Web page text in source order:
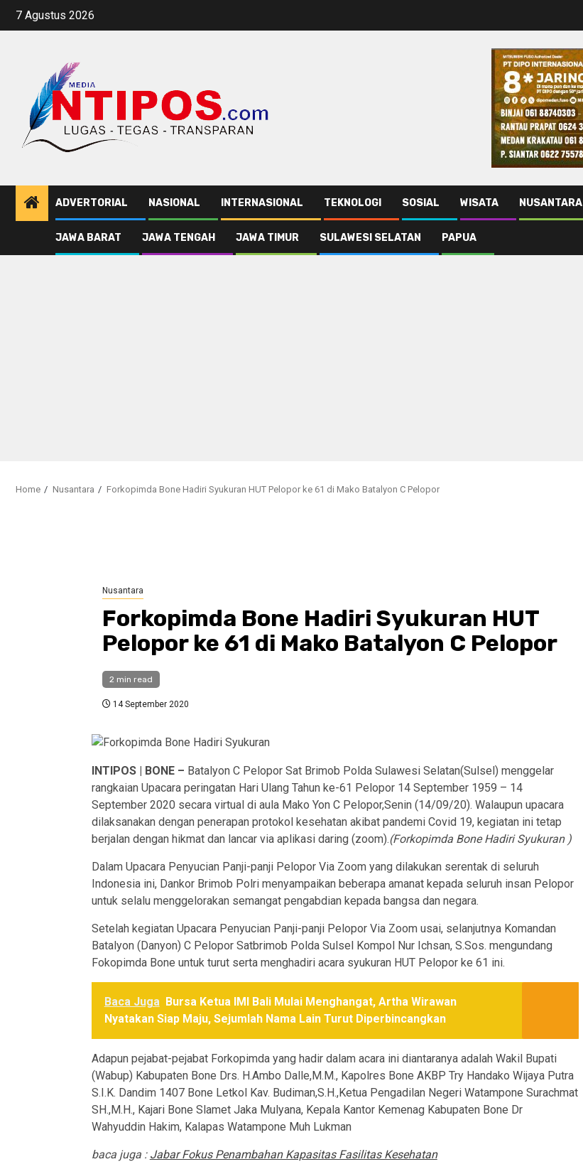
Skip
7 Agustus 2026
ADVERTORIAL NASIONAL INTERNASIONAL TEKNOLOGI SOSIAL WISATA NUSANTARA
JAWA BARAT JAWA TENGAH JAWA TIMUR SULAWESI SELATAN PAPUA
Home Nusantara Forkopimda Bone Hadiri Syukuran HUT Pelopor ke 61 di Mako Batalyon C Pelopor
Nusantara
Forkopimda Bone Hadiri Syukuran HUT
Pelopor ke 61 di Mako Batalyon C Pelopor
2 min read
14 September 2020
INTIPOS | BONE – Batalyon C Pelopor Sat Brimob Polda Sulawesi Selatan(Sulsel) menggelar
rangkaian Upacara peringatan Hari Ulang Tahun ke-61 Pelopor 14 September 1959 – 14
September 2020 secara virtual di aula Mako Yon C Pelopor,Senin (14/09/20). Walaupun upacara
dilaksanakan dengan penerapan protokol kesehatan akibat pandemi Covid 19, kegiatan ini tetap
berjalan dengan hikmat dan lancar via aplikasi daring (zoom).(Forkopimda Bone Hadiri Syukuran )
Dalam Upacara Penyucian Panji-panji Pelopor Via Zoom yang dilakukan serentak di seluruh
Indonesia ini, Dankor Brimob Polri menyampaikan beberapa amanat kepada seluruh insan Pelopor
untuk selalu menggelorakan semangat pengabdian kepada bangsa dan negara.
Setelah kegiatan Upacara Penyucian Panji-panji Pelopor Via Zoom usai, selanjutnya Komandan
Batalyon (Danyon) C Pelopor Satbrimob Polda Sulsel Kompol Nur Ichsan, S.Sos. mengundang
Fokopimda Bone untuk turut serta menghadiri acara syukuran HUT Pelopor ke 61 ini.
Baca Juga Bursa Ketua IMI Bali Mulai Menghangat, Artha Wirawan
Nyatakan Siap Maju, Sejumlah Nama Lain Turut Diperbincangkan
Adapun pejabat-pejabat Forkopimda yang hadir dalam acara ini diantaranya adalah Wakil Bupati
(Wabup) Kabupaten Bone Drs. H.Ambo Dalle,M.M., Kapolres Bone AKBP Try Handako Wijaya Putra
S.I.K. Dandim 1407 Bone Letkol Kav. Budiman,S.H.,Ketua Pengadilan Negeri Watampone Surachmat
SH.,M.H., Kajari Bone Slamet Jaka Mulyana, Kepala Kantor Kemenag Kabupaten Bone Dr
Wahyuddin Hakim, Kalapas Watampone Muh Lukman
baca juga : Jabar Fokus Penambahan Kapasitas Fasilitas Kesehatan